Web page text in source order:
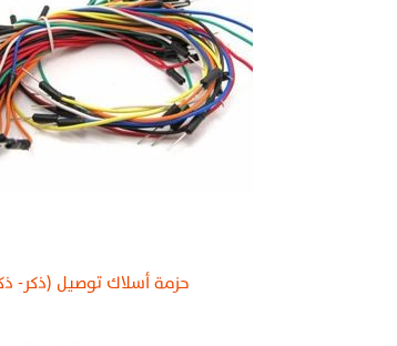
حزمة أسلاك توصيل (ذكر-